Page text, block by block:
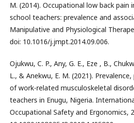
M. (2014). Occupational low back pain
school teachers: prevalence and
Manipulative and Physiological
doi: 10.1016/j.jmpt.2014.09.006.
Ojukwu, C. P., Any, G. E., Eze , B.,
L., & Anekwu, E. M. (2021).
of work-related musculoskeletal
teachers in Enugu, Nigeria.
Occupational Safety and Ergonomics,